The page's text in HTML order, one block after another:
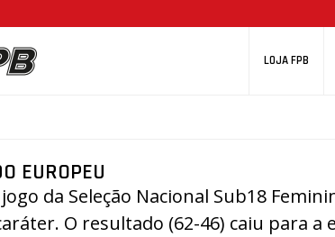
LOJA FPB
EUROPEU
da Seleção Nacional Sub18
O resultado (62-46) caiu para a